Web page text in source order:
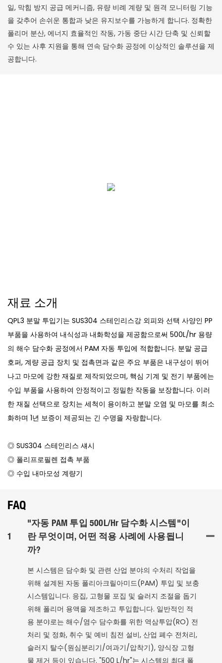
일, 막힘 방지 공급 메커니즘, 유량 비례 계량 및 원격 모니터링 기능
을 갖추어 손쉬운 통합과 낮은 유지보수를 가능하게 합니다. 정확한
폴리머 분산, 에너지 효율적인 작동, 가동 중단 시간 단축 및 신뢰할
수 있는 사후 지원을 통해 연속 담수화 공정에 이상적인 솔루션을 제
공합니다.
재료 소개
QPL3 분말 투입기는 SUS304 스테인리스강 외피와 선택 사양인 PP
부품을 사용하여 내식성과 내화학성을 제공함으로써 500L/hr 용량
의 해수 담수화 공정에서 PAM 자동 투입에 적합합니다. 분말 공급
호퍼, 계량 공급 장치 및 접촉면과 같은 주요 부품은 내구성이 뛰어
나고 마모에 강한 재질로 제작되었으며, 핵심 기계 및 전기 부품에는
수입 부품을 사용하여 안정적이고 정밀한 작동을 보장합니다. 이러
한 재질 선택으로 장치는 세척이 용이하고 분말 오염 및 마모를 최소
화하며 1년 보증이 제공되는 긴 수명을 자랑합니다.
◎ SUS304 스테인리스 섀시
◎ 폴리프로필렌 접촉 부품
◎ 수입 내마모성 계량기
FAQ
1
"자동 PAM 투입 500L/hr 담수화 시스템"이
란 무엇이며, 어떤 적용 사례에 사용됩니
까?
본 시스템은 담수화 및 관련 산업 분야의 수처리 작업을
위해 설계된 자동 폴리아크릴아미드(PAM) 투입 및 보충
시스템입니다. 응집, 고형물 포집 및 슬러지 조절을 돕기
위해 폴리머 용액을 제조하고 투입합니다. 일반적인 적
용 분야로는 해수/염수 담수화를 위한 역삼투압(RO) 전
처리 및 정화, 취수 및 예비 침전 설비, 산업 폐수 전처리,
슬러지 탈수(원심분리기/여과기/압착기), 양식장 고형
물 제거 등이 있습니다. "500 L/hr"는 시스템의 최대 폴